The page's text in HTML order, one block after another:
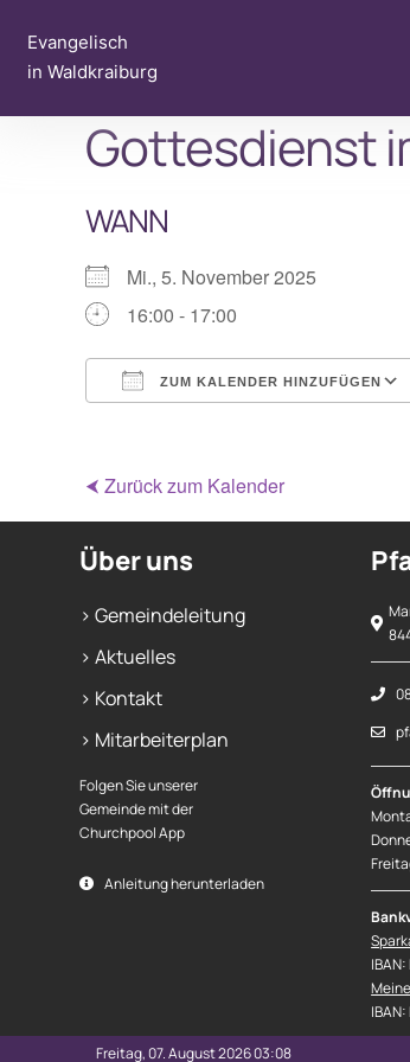
Inhalt
springen
Evangelisch
in Waldkraiburg
Gottesdienst
WANN
Mi., 5. November 2025
16:00 - 17:00
ZUM KALENDER HINZUFÜGEN
⮜ Zurück zum Kalender
Über uns
> Gemeindeleitung
> Aktuelles
> Kontakt
> Mitarbeiterplan
Folgen Sie unserer
Gemeinde mit der
Churchpool App
Anleitung herunterladen
IBAN:
Freitag, 07. August 2026 03:08